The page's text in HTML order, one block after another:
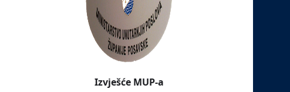
Izvješće MUP-a